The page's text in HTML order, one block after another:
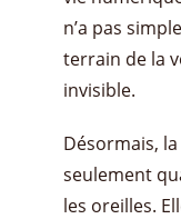
n’a pas
terrain de la
invisible.
Désormais,
seulement
les oreilles.